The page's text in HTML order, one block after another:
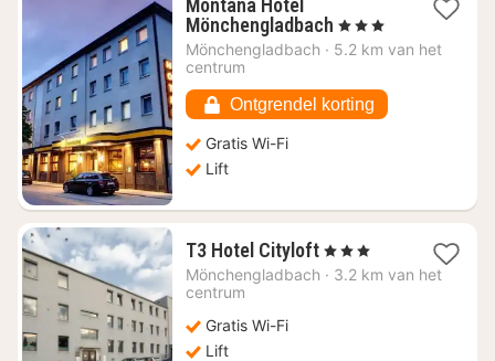
Montana Hotel
Mönchengladbach 1
nacht
73,53
, 3 Sterren
Mönchengladbach · 5.2 km van het
centrum
Ontgrendel korting
Gratis Wi-Fi
Lift
T3 Hotel Cityloft1
nacht
, 3 Sterren
Mönchengladbach · 3.2 km van het
centrum
Gratis Wi-Fi
Lift